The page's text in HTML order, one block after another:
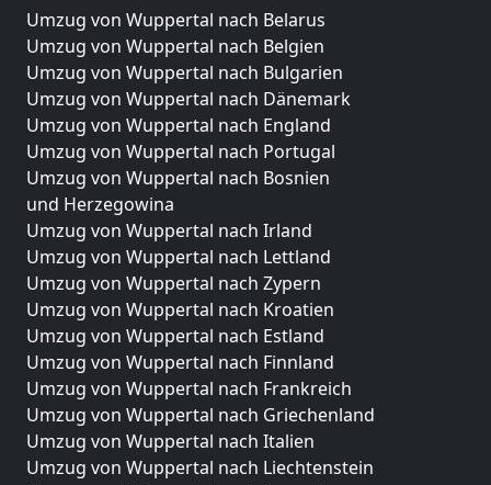
Umzug von Wuppertal nach Belarus
Umzug von Wuppertal nach Belgien
Umzug von Wuppertal nach Bulgarien
Umzug von Wuppertal nach Dänemark
Umzug von Wuppertal nach England
Umzug von Wuppertal nach Portugal
Umzug von Wuppertal nach Bosnien
und Herzegowina
Umzug von Wuppertal nach Irland
Umzug von Wuppertal nach Lettland
Umzug von Wuppertal nach Zypern
Umzug von Wuppertal nach Kroatien
Umzug von Wuppertal nach Estland
Umzug von Wuppertal nach Finnland
Umzug von Wuppertal nach Frankreich
Umzug von Wuppertal nach Griechenland
Umzug von Wuppertal nach Italien
Umzug von Wuppertal nach Liechtenstein